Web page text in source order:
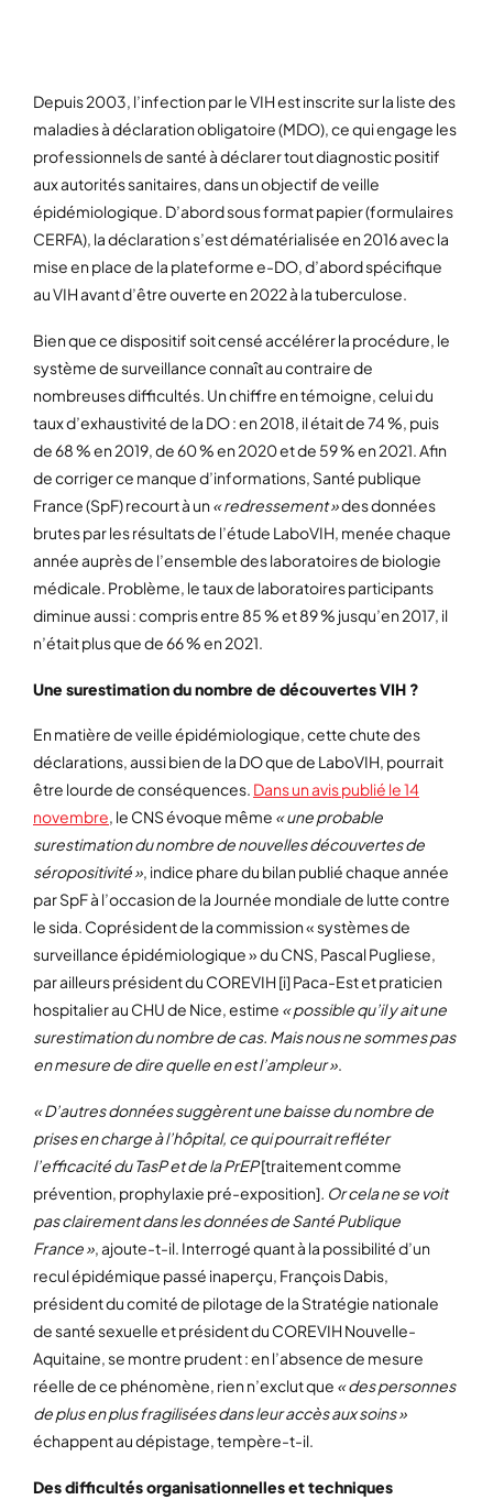
Depuis 2003, l’infection par le VIH est inscrite sur la liste des
maladies à déclaration obligatoire (MDO), ce qui engage les
professionnels de santé à déclarer tout diagnostic positif
aux autorités sanitaires, dans un objectif de veille
épidémiologique. D’abord sous format papier (formulaires
CERFA), la déclaration s’est dématérialisée en 2016 avec la
mise en place de la plateforme e-DO, d’abord spécifique
au VIH avant d’être ouverte en 2022 à la tuberculose.
Bien que ce dispositif soit censé accélérer la procédure, le
système de surveillance connaît au contraire de
nombreuses difficultés. Un chiffre en témoigne, celui du
taux d’exhaustivité de la DO : en 2018, il était de 74 %, puis
de 68 % en 2019, de 60 % en 2020 et de 59 % en 2021. Afin
de corriger ce manque d’informations, Santé publique
France (SpF) recourt à un « redressement »des données
brutes par les résultats de l’étude LaboVIH, menée chaque
année auprès de l’ensemble des laboratoires de biologie
médicale. Problème, le taux de laboratoires participants
diminue aussi : compris entre 85 % et 89 % jusqu’en 2017, il
n’était plus que de 66 % en 2021.
Une surestimation du nombre de découvertes VIH ?
En matière de veille épidémiologique, cette chute des
déclarations, aussi bien de la DO que de LaboVIH, pourrait
être lourde de conséquences. Dans un avis publié le 14
novembre, le CNS évoque même « une probable
surestimation du nombre de nouvelles découvertes de
séropositivité », indice phare du bilan publié chaque année
par SpF à l’occasion de la Journée mondiale de lutte contre
le sida. Coprésident de la commission « systèmes de
surveillance épidémiologique » du CNS, Pascal Pugliese,
par ailleurs président du COREVIH [i] Paca-Est et praticien
hospitalier au CHU de Nice, estime « possible qu’il y ait une
surestimation du nombre de cas. Mais nous ne sommes pas
en mesure de dire quelle en est l’ampleur ».
« D’autres données suggèrent une baisse du nombre de
prises en charge à l’hôpital, ce qui pourrait refléter
l’efficacité du TasP et de la PrEP[traitement comme
prévention, prophylaxie pré-exposition]. Or cela ne se voit
pas clairement dans les données de Santé Publique
France », ajoute-t-il. Interrogé quant à la possibilité d’un
recul épidémique passé inaperçu, François Dabis,
président du comité de pilotage de la Stratégie nationale
de santé sexuelle et président du COREVIH Nouvelle-
Aquitaine, se montre prudent : en l’absence de mesure
réelle de ce phénomène, rien n’exclut que « des personnes
de plus en plus fragilisées dans leur accès aux soins »
échappent au dépistage, tempère-t-il.
Des difficultés organisationnelles et techniques